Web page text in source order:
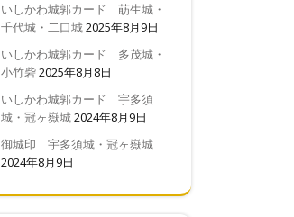
いしかわ城郭カード 莇生城・
千代城・二口城2025年8月9日
いしかわ城郭カード 多茂城・
小竹砦2025年8月8日
いしかわ城郭カード 宇多須
城・冠ヶ嶽城2024年8月9日
御城印 宇多須城・冠ヶ嶽城
2024年8月9日